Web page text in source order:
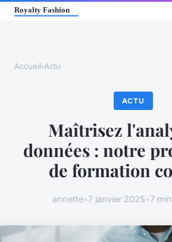
Accueil›Actu
ACTU
Maîtrisez
données : notre
de formation
annette•7 janvier 2025•7